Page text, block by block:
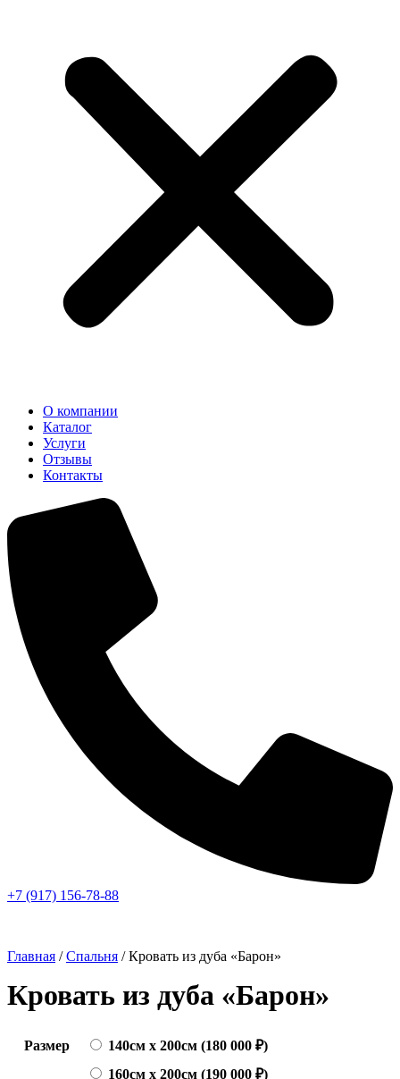
О компании
Каталог
Услуги
Отзывы
Контакты
+7 (917) 156-78-88
Главная /Спальня / Кровать из дуба «Барон»
Кровать из дуба «Барон»
Размер
140см х 200см (180 000 ₽)
160см х 200см (190 000 ₽)